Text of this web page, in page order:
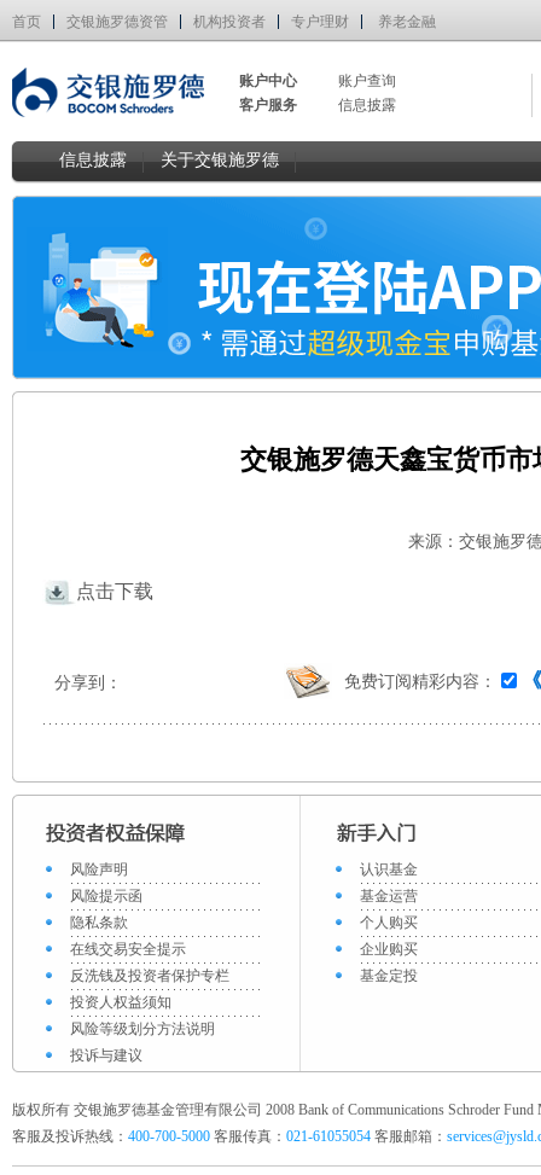
首页 交银施罗德资管 机构投资者 专户理财 养老金融
账户中心
账户查询
客户服务
信息披露
信息披露 关于交银施罗德
交银施罗德天鑫宝货币
来源：交银施罗
点击下载
分享到： 免费订阅精彩内容：
风险声明
风险提示函
隐私条款
在线交易安全提示
反洗钱及投资者保护专栏
投资人权益须知
风险等级划分方法说明
投诉与建议
认识基金
基金运营
个人购买
企业购买
基金定投
版权所有 交银施罗德基金管理有限公司 2008 Bank of Communications Schroder Fund
客服及投诉热线： 400-700-5000 客服传真： 021-61055054 客服邮箱：